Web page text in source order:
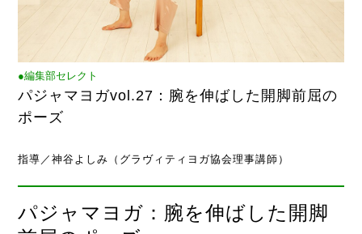
●編集部セレクト
パジャマヨガvol.27：腕を伸ばした開脚前屈の
ポーズ
指導／神谷よしみ（グラヴィティヨガ協会理事講師）
パジャマヨガ：腕を伸ばした開脚